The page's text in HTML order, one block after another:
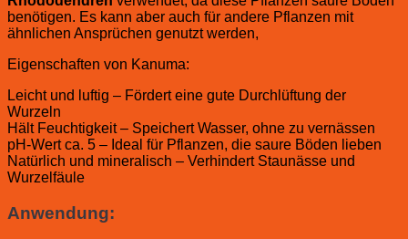
benötigen. Es kann aber auch für andere Pflanzen mit
ähnlichen Ansprüchen genutzt werden,
Eigenschaften von Kanuma:
Leicht und luftig – Fördert eine gute Durchlüftung der
Wurzeln
Hält Feuchtigkeit – Speichert Wasser, ohne zu vernässen
pH-Wert ca. 5 – Ideal für Pflanzen, die saure Böden lieben
Natürlich und mineralisch – Verhindert Staunässe und
Wurzelfäule
Anwendung: